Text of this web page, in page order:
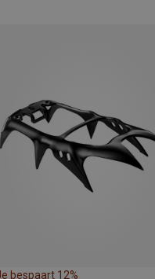
bespaart 12%